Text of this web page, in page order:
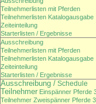
Teilnehmerlisten mit Pferden
Teilnehmerlisten Katalogausgabe
Zeiteinteilung
Starterlisten / Ergebnisse
Ausschreibung
Teilnehmerlisten mit Pferden
Teilnehmerlisten Katalogausgabe
Zeiteinteilung
Starterlisten / Ergebnisse
Ausschreibung / Schedule
Teilnehmer Einspänner Pferde
Teilnehmer Zweispänner Pferde